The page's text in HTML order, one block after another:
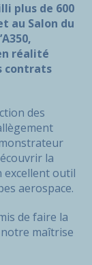
plus de 600
au Salon du
réalité
contrats
des
la
excellent outil
aerospace.
de faire la
maîtrise